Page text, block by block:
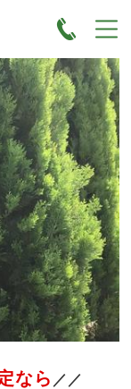
なら ／／